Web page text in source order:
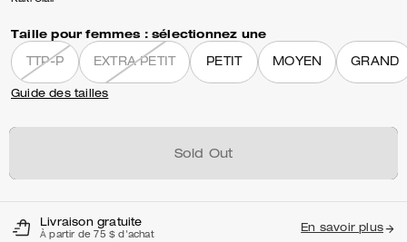
Taille pour femmes : sélectionnez une
TTP-P EXTRA PETIT PETIT MOYEN GRAND
Guide des tailles
Sold Out
Livraison gratuite
À partir de 75 $ d'achat
En savoir plus